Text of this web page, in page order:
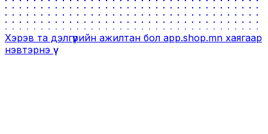
Хэрэв та дэлгүүрийн ажилтан бол app.shop.mn хаягаар
нэвтэрнэ үү